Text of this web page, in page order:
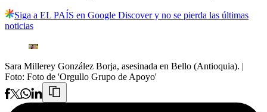
Siga a EL PAÍS en Google Discover y no se pierda las últimas
noticias
Sara Millerey González Borja, asesinada en Bello (Antioquia). |
Foto: Foto de 'Orgullo Grupo de Apoyo'